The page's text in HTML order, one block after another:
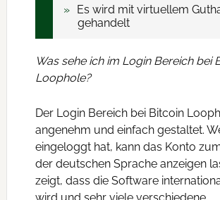
Es wird mit virtuellem
gehandelt
Was sehe ich im Login Bereich bei
Loophole?
Der Login Bereich bei Bitcoin
angenehm und einfach gestaltet.
eingeloggt hat, kann das Konto
der deutschen Sprache anzeigen
zeigt, dass die Software